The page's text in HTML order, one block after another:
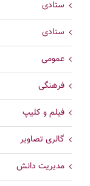
ستادی
ستادی
عمومی
فرهنگی
فیلم و کلیپ
گالری تصاویر
مدیریت دانش